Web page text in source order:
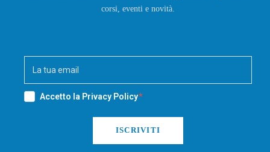
corsi, eventi e novità.
Accetto la Privacy Policy
ISCRIVITI